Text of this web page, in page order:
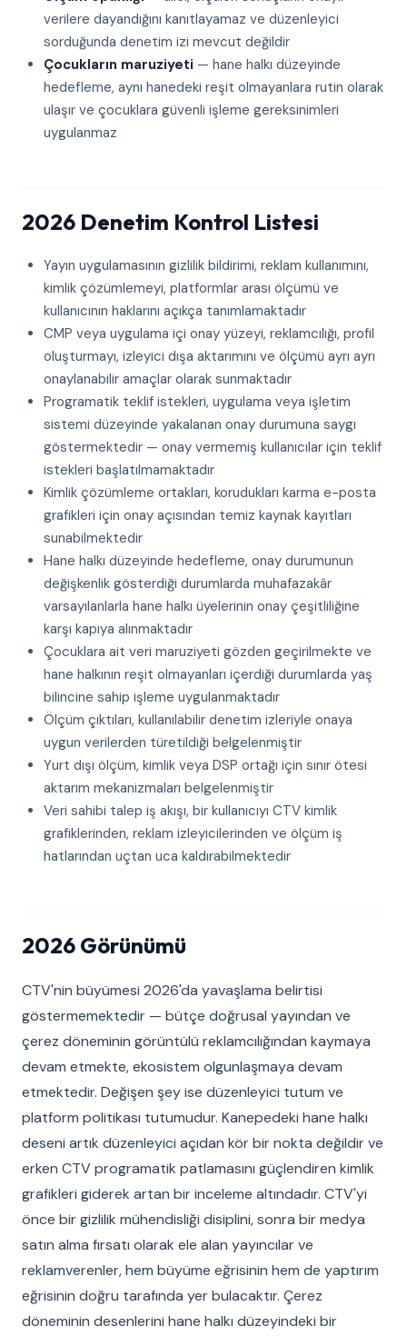
verilere dayandığını kanıtlayamaz ve düzenleyici
sorduğunda denetim izi mevcut değildir
Çocukların maruziyeti — hane halkı düzeyinde
hedefleme, aynı hanedeki reşit olmayanlara rutin olarak
ulaşır ve çocuklara güvenli işleme gereksinimleri
uygulanmaz
2026 Denetim Kontrol Listesi
Yayın uygulamasının gizlilik bildirimi, reklam kullanımını,
kimlik çözümlemeyi, platformlar arası ölçümü ve
kullanıcının haklarını açıkça tanımlamaktadır
CMP veya uygulama içi onay yüzeyi, reklamcılığı, profil
oluşturmayı, izleyici dışa aktarımını ve ölçümü ayrı ayrı
onaylanabilir amaçlar olarak sunmaktadır
Programatik teklif istekleri, uygulama veya işletim
sistemi düzeyinde yakalanan onay durumuna saygı
göstermektedir — onay vermemiş kullanıcılar için teklif
istekleri başlatılmamaktadır
Kimlik çözümleme ortakları, korudukları karma e-posta
grafikleri için onay açısından temiz kaynak kayıtları
sunabilmektedir
Hane halkı düzeyinde hedefleme, onay durumunun
değişkenlik gösterdiği durumlarda muhafazakâr
varsayılanlarla hane halkı üyelerinin onay çeşitliliğine
karşı kapıya alınmaktadır
Çocuklara ait veri maruziyeti gözden geçirilmekte ve
hane halkının reşit olmayanları içerdiği durumlarda yaş
bilincine sahip işleme uygulanmaktadır
Ölçüm çıktıları, kullanılabilir denetim izleriyle onaya
uygun verilerden türetildiği belgelenmiştir
Yurt dışı ölçüm, kimlik veya DSP ortağı için sınır ötesi
aktarım mekanizmaları belgelenmiştir
Veri sahibi talep iş akışı, bir kullanıcıyı CTV kimlik
grafiklerinden, reklam izleyicilerinden ve ölçüm iş
hatlarından uçtan uca kaldırabilmektedir
2026 Görünümü
CTV'nin büyümesi 2026'da yavaşlama belirtisi
göstermemektedir — bütçe doğrusal yayından ve
çerez döneminin görüntülü reklamcılığından kaymaya
devam etmekte, ekosistem olgunlaşmaya devam
etmektedir. Değişen şey ise düzenleyici tutum ve
platform politikası tutumudur. Kanepedeki hane halkı
deseni artık düzenleyici açıdan kör bir nokta değildir ve
erken CTV programatik patlamasını güçlendiren kimlik
grafikleri giderek artan bir inceleme altındadır. CTV'yi
önce bir gizlilik mühendisliği disiplini, sonra bir medya
satın alma fırsatı olarak ele alan yayıncılar ve
reklamverenler, hem büyüme eğrisinin hem de yaptırım
eğrisinin doğru tarafında yer bulacaktır. Çerez
döneminin desenlerini hane halkı düzeyindeki bir